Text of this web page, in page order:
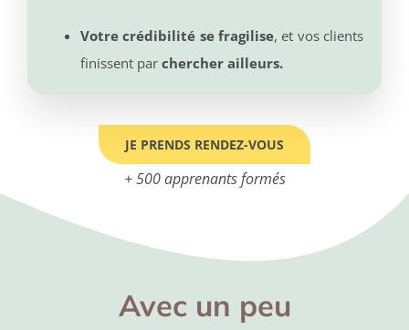
Votre crédibilité se fragilise, et vos clients
finissent par chercher ailleurs.
JE PRENDS RENDEZ-VOUS
+ 500 apprenants formés
Avec un peu